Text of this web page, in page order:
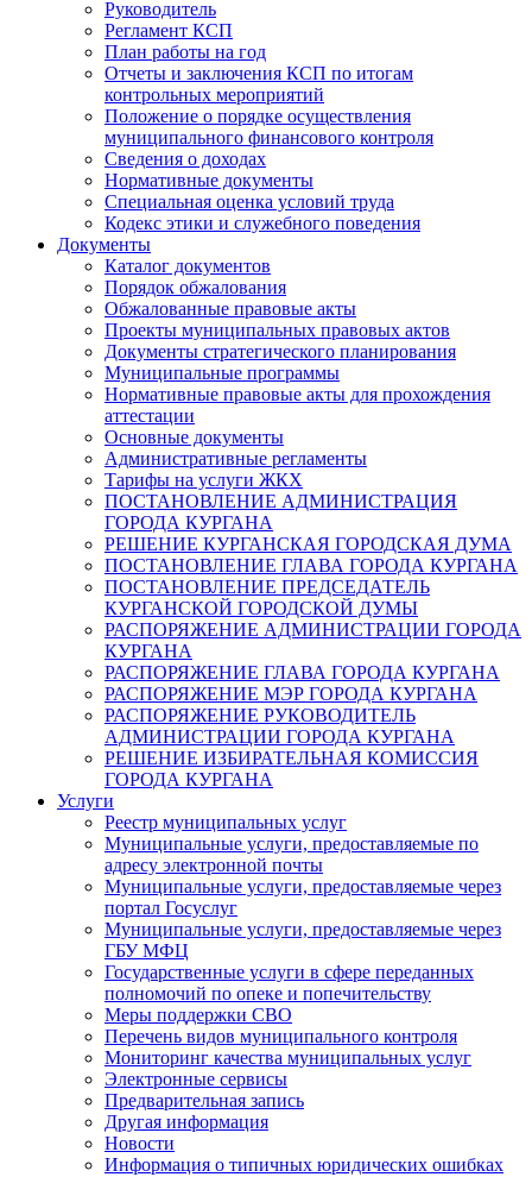
Руководитель
Регламент КСП
План работы на год
Отчеты и заключения КСП по итогам
контрольных мероприятий
Положение о порядке осуществления
муниципального финансового контроля
Сведения о доходах
Нормативные документы
Специальная оценка условий труда
Кодекс этики и служебного поведения
Документы
Каталог документов
Порядок обжалования
Обжалованные правовые акты
Проекты муниципальных правовых актов
Документы стратегического планирования
Муниципальные программы
Нормативные правовые акты для прохождения
аттестации
Основные документы
Административные регламенты
Тарифы на услуги ЖКХ
ПОСТАНОВЛЕНИЕ АДМИНИСТРАЦИЯ
ГОРОДА КУРГАНА
РЕШЕНИЕ КУРГАНСКАЯ ГОРОДСКАЯ ДУМА
ПОСТАНОВЛЕНИЕ ГЛАВА ГОРОДА КУРГАНА
ПОСТАНОВЛЕНИЕ ПРЕДСЕДАТЕЛЬ
КУРГАНСКОЙ ГОРОДСКОЙ ДУМЫ
РАСПОРЯЖЕНИЕ АДМИНИСТРАЦИИ ГОРОДА
КУРГАНА
РАСПОРЯЖЕНИЕ ГЛАВА ГОРОДА КУРГАНА
РАСПОРЯЖЕНИЕ МЭР ГОРОДА КУРГАНА
РАСПОРЯЖЕНИЕ РУКОВОДИТЕЛЬ
АДМИНИСТРАЦИИ ГОРОДА КУРГАНА
РЕШЕНИЕ ИЗБИРАТЕЛЬНАЯ КОМИССИЯ
ГОРОДА КУРГАНА
Услуги
Реестр муниципальных услуг
Муниципальные услуги, предоставляемые по
адресу электронной почты
Муниципальные услуги, предоставляемые через
портал Госуслуг
Муниципальные услуги, предоставляемые через
ГБУ МФЦ
Государственные услуги в сфере переданных
полномочий по опеке и попечительству
Меры поддержки СВО
Перечень видов муниципального контроля
Мониторинг качества муниципальных услуг
Электронные сервисы
Предварительная запись
Другая информация
Новости
Информация о типичных юридических ошибках